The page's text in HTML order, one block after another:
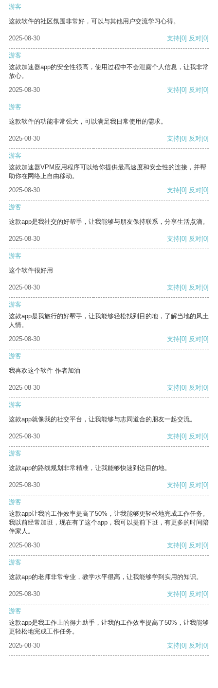
游客
这款软件的社区氛围非常好，可以与其他用户交流学习心得。
2025-08-30 支持[0] 反对[0]
游客
这款加速器app的安全性很高，使用过程中不会泄露个人信息，让我非常
放心。
2025-08-30
支持[0] 反对[0]
游客
这款软件的功能非常强大，可以满足我日常使用的需求。
2025-08-30 支持[0] 反对[0]
游客
这款加速器VPM应用程序可以给你提供最高速度和安全性的连接，并帮
助你在网络上自由移动。
2025-08-30
支持[0] 反对[0]
游客
这款app是我社交的好帮手，让我能够与朋友保持联系，分享生活点滴。
2025-08-30 支持[0] 反对[0]
游客
这个软件很好用
2025-08-30 支持[0] 反对[0]
游客
这款app是我旅行的好帮手，让我能够轻松找到目的地，了解当地的风土
人情。
2025-08-30
支持[0] 反对[0]
游客
我喜欢这个软件 作者加油
2025-08-30 支持[0] 反对[0]
游客
这款app就像我的社交平台，让我能够与志同道合的朋友一起交流。
2025-08-30 支持[0] 反对[0]
游客
这款app的路线规划非常精准，让我能够快速到达目的地。
2025-08-30 支持[0] 反对[0]
游客
这款app让我的工作效率提高了50%，让我能够更轻松地完成工作任务。
我以前经常加班，现在有了这个app，我可以提前下班，有更多的时间陪
伴家人。
2025-08-30
支持[0] 反对[0]
游客
这款app的老师非常专业，教学水平很高，让我能够学到实用的知识。
2025-08-30 支持[0] 反对[0]
游客
这款app是我工作上的得力助手，让我的工作效率提高了50%，让我能够
更轻松地完成工作任务。
2025-08-30
支持[0] 反对[0]